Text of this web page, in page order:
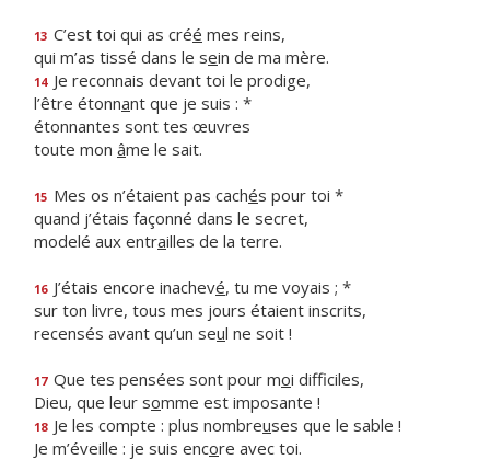
13 C’est toi qui as créé mes reins,
qui m’as tissé dans le sein de ma mère.
14 Je reconnais devant toi le prodige,
l’être étonnant que je suis : *
étonnantes sont tes œuvres
toute mon âme le sait.
15 Mes os n’étaient pas cachés pour toi *
quand j’étais façonné dans le secret,
modelé aux entrailles de la terre.
16 J’étais encore inachevé, tu me voyais ; *
sur ton livre, tous mes jours étaient inscrits,
recensés avant qu’un seul ne soit !
17 Que tes pensées sont pour moi difficiles,
Dieu, que leur somme est imposante !
18 Je les compte : plus nombreuses que le sable !
Je m’éveille : je suis encore avec toi.